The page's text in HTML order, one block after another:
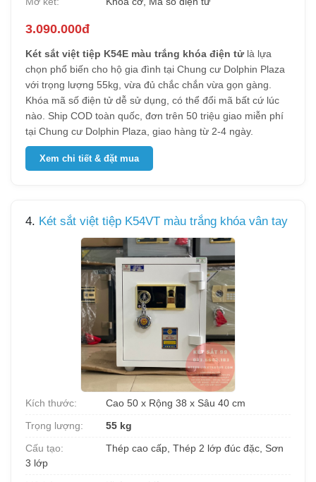
3.090.000đ
Két sắt việt tiệp K54E màu trắng khóa điện tửlà lựa
chọn phổ biến cho hộ gia đình tại Chung cư Dolphin Plaza
với trọng lượng 55kg, vừa đủ chắc chắn vừa gọn gàng.
Khóa mã số điện tử dễ sử dụng, có thể đổi mã bất cứ lúc
nào. Ship COD toàn quốc, đơn trên 50 triệu giao miễn phí
tại Chung cư Dolphin Plaza, giao hàng từ 2-4 ngày.
Xem chi tiết & đặt mua
4. Két sắt việt tiệp K54VT màu trắng khóa vân tay
Kích thước:
Cao 50 x Rộng 38 x Sâu 40 cm
Trọng lượng:
55 kg
Cấu tạo:
Thép cao cấp, Thép 2 lớp đúc đặc, Sơn
3 lớp